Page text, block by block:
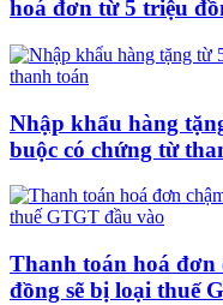
hoá đơn từ 5 triệu
Nhập khẩu hàng
buộc có chứng từ
Thanh toán hoá đơn
đồng sẽ bị loại thuế